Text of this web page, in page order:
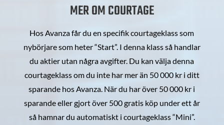
MER OM COURTAGE
Hos Avanza får du en specifik courtageklass som
nybörjare som heter “Start”. I denna klass så handlar
du aktier utan några avgifter. Du kan välja denna
courtageklass om du inte har mer än 50 000 kr i ditt
sparande hos Avanza. När du har över 50 000 kr i
sparande eller gjort över 500 gratis köp under ett år
så hamnar du automatiskt i courtageklass “Mini”.